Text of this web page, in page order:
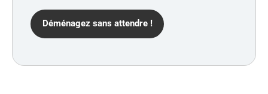
Déménagez sans attendre !